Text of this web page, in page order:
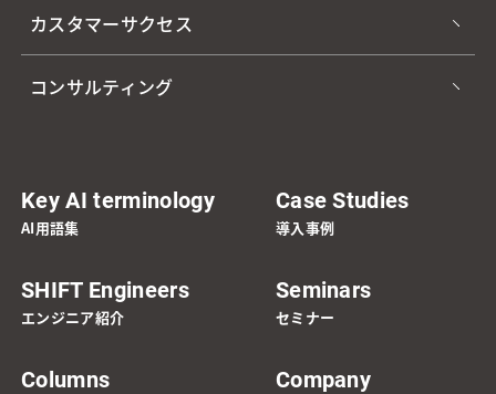
カスタマーサクセス
コンサルティング
Key AI terminology
AI用語集
Case Studies
導入事例
SHIFT Engineers
エンジニア紹介
Seminars
セミナー
Columns Company